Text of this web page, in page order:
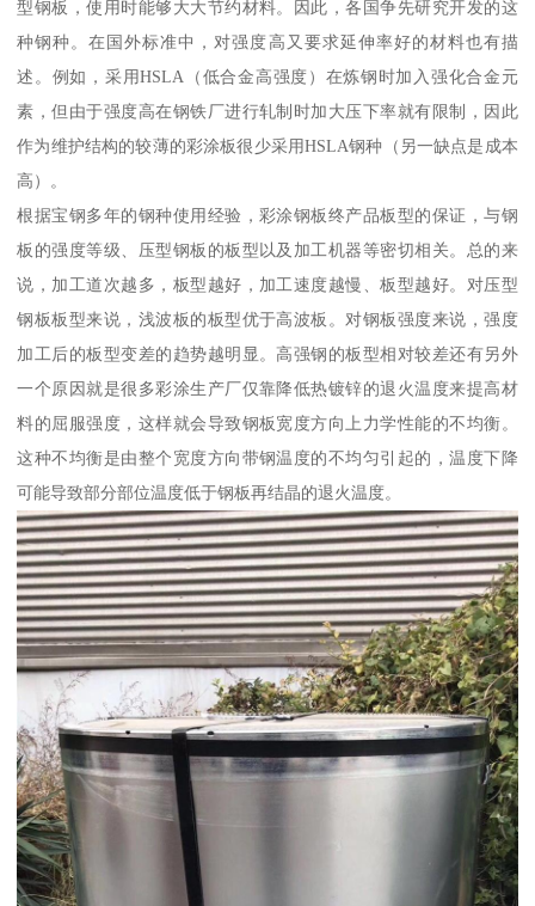
型钢板，使用时能够大大节约材料。因此，各国争先研究开发的这
种钢种。在国外标准中，对强度高又要求延伸率好的材料也有描
述。例如，采用HSLA（低合金高强度）在炼钢时加入强化合金元
素，但由于强度高在钢铁厂进行轧制时加大压下率就有限制，因此
作为维护结构的较薄的彩涂板很少采用HSLA钢种（另一缺点是成本
高）。
根据宝钢多年的钢种使用经验，彩涂钢板终产品板型的保证，与钢
板的强度等级、压型钢板的板型以及加工机器等密切相关。总的来
说，加工道次越多，板型越好，加工速度越慢、板型越好。对压型
钢板板型来说，浅波板的板型优于高波板。对钢板强度来说，强度
加工后的板型变差的趋势越明显。高强钢的板型相对较差还有另外
一个原因就是很多彩涂生产厂仅靠降低热镀锌的退火温度来提高材
料的屈服强度，这样就会导致钢板宽度方向上力学性能的不均衡。
这种不均衡是由整个宽度方向带钢温度的不均匀引起的，温度下降
可能导致部分部位温度低于钢板再结晶的退火温度。